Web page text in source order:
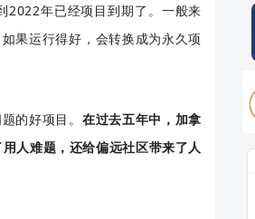
2022年已经项目到期了。一般来
果运行得好，会转换成为永久项
的好项目。 在过去五年中，加拿
人难题，还给偏远社区带来了人